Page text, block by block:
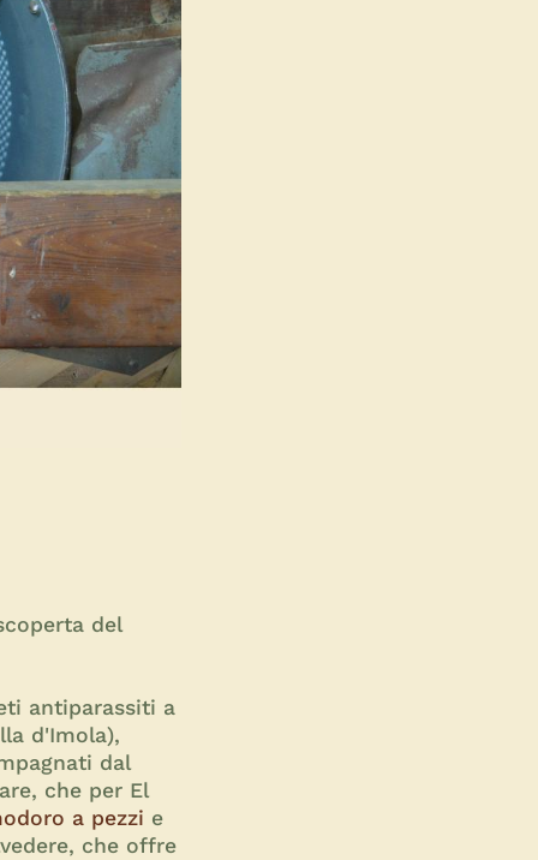
del
antiparassiti a
d'Imola),
dal
che per El
a pezzi e
che offre